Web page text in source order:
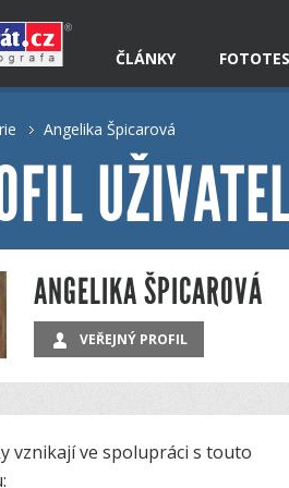
ČLÁNKY
Angelika Špicarová
ANGELIKA ŠPICAROVÁ
VEŘEJNÝ PROFIL
vznikají ve spolupráci s touto